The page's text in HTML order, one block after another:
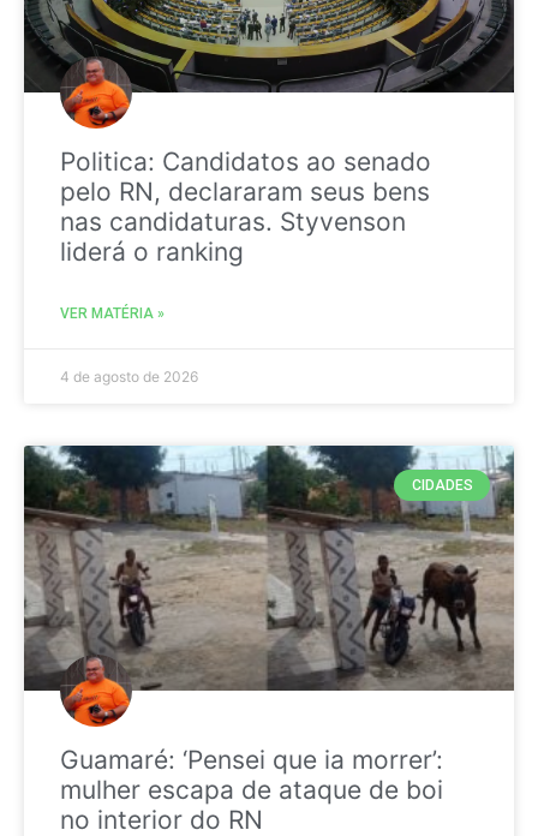
Politica: Candidatos ao senado
pelo RN, declararam seus bens
nas candidaturas. Styvenson
liderá o ranking
VER MATÉRIA »
4 de agosto de 2026
CIDADES
Guamaré: ‘Pensei que ia morrer’:
mulher escapa de ataque de boi
no interior do RN